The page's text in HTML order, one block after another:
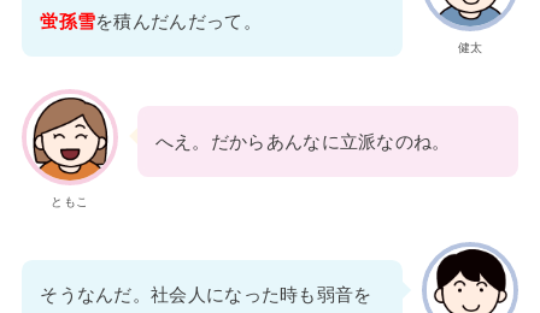
健太
蛍孫雪を積んだんだって。
ともこ
へえ。だからあんなに立派なのね。
そうなんだ。社会人になった時も弱音を